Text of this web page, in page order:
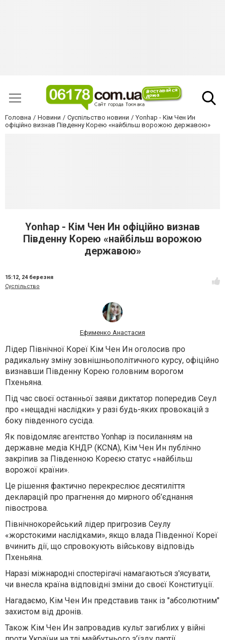
Головна Новини Суспільство новини
Yonhap - Кім Чен Ин
офіційно визнав Південну Корею «найбільш ворожою державою»
Yonhap - Кім Чен Ин офіційно визнав
Південну Корею «найбільш ворожою
державою»
15:12, 24 березня
Суспільство
Ефименко Анастасия
Лідер Північної Кореї Кім Чен Ин оголосив про
радикальну зміну зовнішньополітичного курсу, офіційно
визнавши Південну Корею головним ворогом
Пхеньяна.
Під час своєї останньої заяви диктатор попередив Сеул
про «нещадні наслідки» у разі будь-яких провокацій з
боку південного сусіда.
Як повідомляє агентство Yonhap із посиланням на
державне медіа КНДР (KCNA), Кім Чен Ин публічно
закріпив за Південною Кореєю статус «найбільш
ворожої країни».
Це рішення фактично перекреслює десятиліття
декларацій про прагнення до мирного об’єднання
півострова.
Північнокорейський лідер пригрозив Сеулу
«жорстокими наслідками», якщо влада Південної Кореї
вчинить дії, що спровокують військову відповідь
Пхеньяна.
Наразі міжнародні спостерігачі намагаються з'ясувати,
чи внесла країна відповідні зміни до своєї Конституції.
Нагадаємо, Кім Чен Ин представив танк із "абсолютним"
захистом від дронів.
Також Кім Чен Ин запровадив культ загиблих у війні